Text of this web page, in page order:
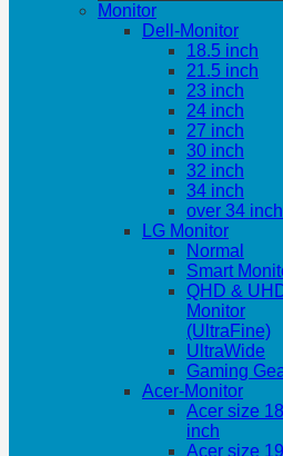
Monitor
Dell-Monitor
18.5 inch
21.5 inch
23 inch
24 inch
27 inch
30 inch
32 inch
34 inch
over 34 inch
LG Monitor
Normal
Smart
QHD &
Monitor
(UltraFine)
UltraWide
Gaming
Acer-Monitor
Acer size
inch
Acer size